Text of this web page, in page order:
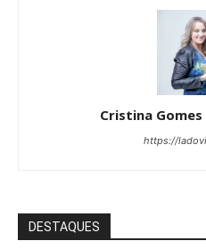
Cristina
https://
DESTAQUES